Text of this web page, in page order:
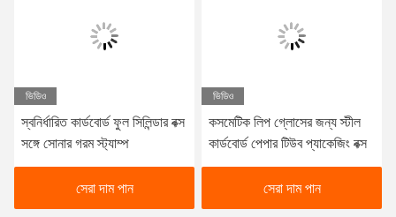
ভিডিও
স্বনির্ধারিত কার্ডবোর্ড ফুল সিলিন্ডার বক্স
সঙ্গে সোনার গরম স্ট্যাম্প
সেরা দাম পান
ভিডিও
কসমেটিক লিপ গ্লোসের জন্য স্টীল
কার্ডবোর্ড পেপার টিউব প্যাকেজিং বক্স
সেরা দাম পান